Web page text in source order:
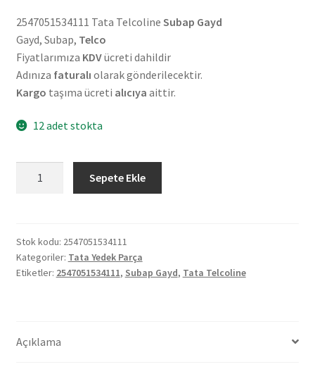
2547051534111 Tata Telcoline Subap Gayd
Gayd, Subap, Telco
Fiyatlarımıza KDVücreti dahildir
Adınıza faturalı olarak gönderilecektir.
Kargo taşıma ücreti alıcıya aittir.
12 adet stokta
2547051534111
adet
Sepete Ekle
Stok kodu: 2547051534111
Kategoriler: Tata Yedek Parça
Etiketler: 2547051534111, Subap Gayd, Tata Telcoline
Açıklama